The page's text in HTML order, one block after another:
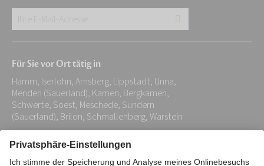
E-
Adresse:
*
Für Sie vor Ort tätig in
Hamm, Iserlohn, Arnsberg, Lippstadt, Unna,
Menden (Sauerland), Kamen, Bergkamen,
Schwerte, Soest, Meschede, Sundern
(Sauerland), Brilon, Schmallenberg, Warstein
Impressum Datenschutz Stiftung